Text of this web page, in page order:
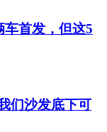
车首发，但这5
们沙发底下可